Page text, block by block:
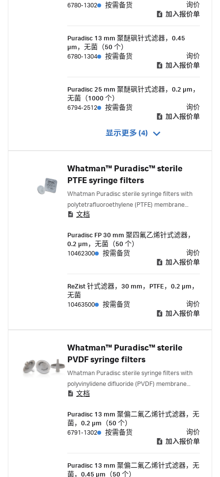
6780-1302
按需备货
询价
加入报价单
Puradisc 13 mm 聚醚砜针式滤器，0.45
µm，无菌（50 个）
6780-1304
按需备货
询价
加入报价单
Puradisc 25 mm 聚醚砜针式滤器，0.2 µm，
无菌（1000 个）
6794-2512
按需备货
询价
加入报价单
显示更多 (4)
Whatman™ Puradisc™ sterile
PTFE syringe filters
Whatman Puradisc sterile syringe filters with
polytetrafluoroethylene (PTFE) membrane
combine premium quality with economic
文档
Puradisc FP 30 mm 聚四氟乙烯针式滤器，
0.2 µm，无菌（50 个）
10462300
按需备货
询价
加入报价单
ReZist 针式滤器，30 mm，PTFE，0.2 µm，
无菌
10463500
按需备货
询价
加入报价单
Whatman™ Puradisc™ sterile
PVDF syringe filters
Whatman Puradisc sterile syringe filters with
polyvinylidene difluoride (PVDF) membrane
combine premium quality with economic
文档
Puradisc 13 mm 聚偏二氟乙烯针式滤器，无
菌，0.2 µm（50 个）
6791-1302
按需备货
询价
加入报价单
Puradisc 13 mm 聚偏二氟乙烯针式滤器，无
菌，0.45 µm（50 个）